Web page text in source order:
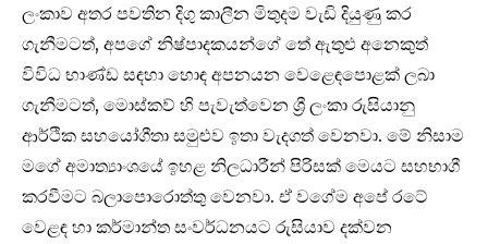
ලංකාව අතර පවතින දිගු කාලීන මිතුදම වැඩි දියුණු කර
ගැනීමටත්, අපගේ නිෂ්පාදකයන්ගේ තේ ඇතුළු අනෙකුත්
විවිධ භාණ්ඩ සඳහා හොඳ අපනයන වෙළෙඳපොළක් ලබා
ගැනීමටත්, මොස්කව් හි පැවැත්වෙන ශ්‍රී ලංකා රුසියානු
ආර්ථික සහයෝගීතා සමුළුව ඉතා වැදගත් වෙනවා. මේ නිසාම
මගේ අමාත්‍යාංශයේ ඉහළ නිලධාරීන් පිරිසක් මෙයට සහභාගී
කරවීමට බලාපොරොත්තු වෙනවා. ඒ වගේම අපේ රටේ
වෙළඳ හා කර්මාන්ත සංවර්ධනයට රුසියාව දක්වන